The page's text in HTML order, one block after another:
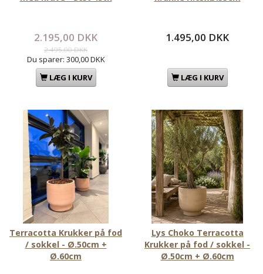
2.195,00 DKK
2.495,00 DKK
Du sparer: 300,00 DKK
LÆG I KURV
1.495,00 DKK
LÆG I KURV
Terracotta Krukker på fod
/ sokkel - Ø.50cm +
Ø.60cm
Lys Choko Terracotta
Krukker på fod / sokkel -
Ø.50cm + Ø.60cm